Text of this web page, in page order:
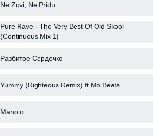
Ne Zovi, Ne Pridu
Pure Rave - The Very Best Of Old Skool
(Continuous Mix 1)
Разбитое Сердечко
Yummy (Righteous Remix) ft Mo Beats
Manoto